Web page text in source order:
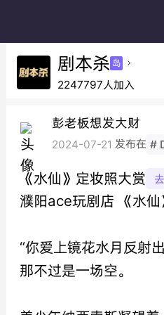
剧本杀 岛 
2247797人加入
彭老板想发大财
2024-07-21 发布在 #
《水仙》定妆照大赏
濮阳ace玩剧店 《水仙
“你爱上镜花水月反射
那不过是一场空。